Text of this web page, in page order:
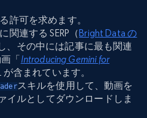
許可を求めます。
関連する SERP（Bright Data の
、その中には記事に最も関連
「Introducing Gemini for
が含まれています。
スキルを使用して、動画を
イルとしてダウンロードしま